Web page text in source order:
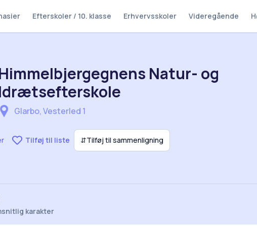
Efterskoler / 10. klasse Erhvervsskoler Videregående
Tilføj til liste ⇵Tilføj til sammenligning
Natur- og
Glarbo, Vesterled 1
karakter